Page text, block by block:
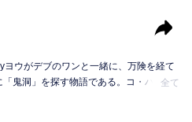
ウがデブのワンと一緒に、万険を経て
鬼洞」を探す物語である。コ・ハチイ
全て